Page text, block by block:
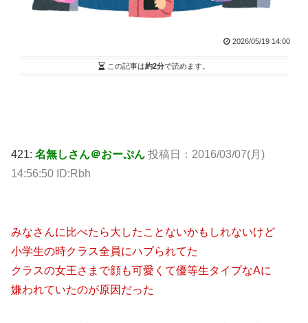
2026/05/19 14:00
この記事は約2分で読めます。
421: 名無しさん＠おーぷん 投稿日：2016/03/07(月)
14:56:50 ID:Rbh
みなさんに比べたら大したことないかもしれないけど
小学生の時クラス全員にハブられてた
クラスの女王さまで顔も可愛くて優等生タイプなAに
嫌われていたのが原因だった